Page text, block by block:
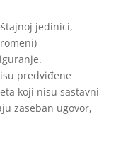
jedinici,
predviđene
koji nisu sastavni
zaseban ugovor,